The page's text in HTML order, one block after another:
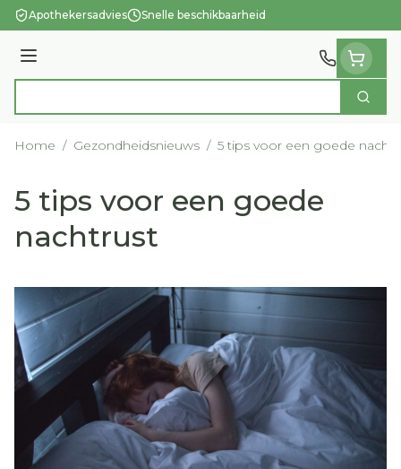
Ga naar de inhoud
Apothekersadvies Snelle beschikbaarheid
Menu
Zoek
Home / Gezondheidsnieuws / 5 tips voor een goede
5 tips voor een goede
nachtrust